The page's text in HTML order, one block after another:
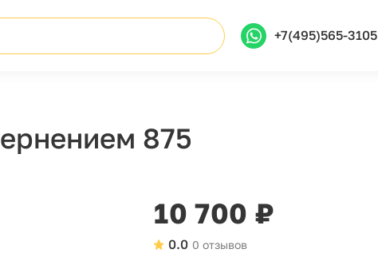
+7(495)565-3105
875
10 700 ₽
0 отзывов
0.0